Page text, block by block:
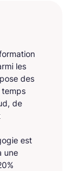
les
des
temps
de
est
une